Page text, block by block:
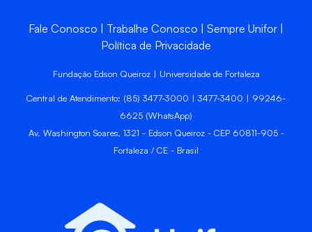
Fale Conosco Trabalhe Conosco
Sempre Unifor
Política de Privacidade
Fundação Edson Queiroz | Universidade de Fortaleza
Central de Atendimento: (85) 3477-3000 | 3477-3400 | 99246-
6625 (WhatsApp)
Av. Washington Soares, 1321 - Edson Queiroz - CEP 60811-905 -
Fortaleza / CE - Brasil